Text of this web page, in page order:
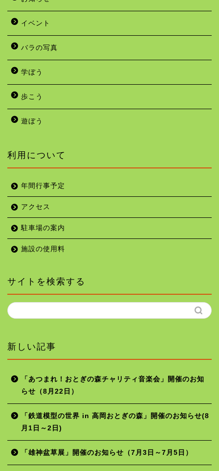
イベント
バラの写真
学ぼう
歩こう
遊ぼう
利用について
年間行事予定
アクセス
駐車場の案内
施設の使用料
サイトを検索する
新しい記事
「あつまれ！おとぎの森チャリティ音楽会」開催のお知
らせ（8月22日）
「鉄道模型の世界 in 高岡おとぎの森」開催のお知らせ(8
月1日～2日)
「雄神盆草展」開催のお知らせ（7月3日～7月5日）
ホーム
年間行事予定
施設の使用料